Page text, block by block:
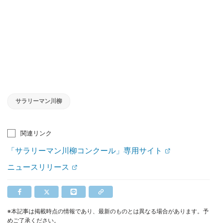
サラリーマン川柳
関連リンク
「サラリーマン川柳コンクール」専用サイト
ニュースリリース
※本記事は掲載時点の情報であり、最新のものとは異なる場合があります。予
めご了承ください。